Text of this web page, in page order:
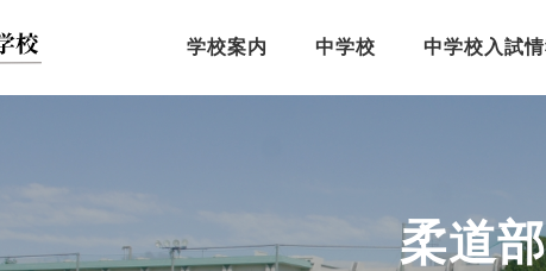
学校案内 中学校 中学校入試
柔道部